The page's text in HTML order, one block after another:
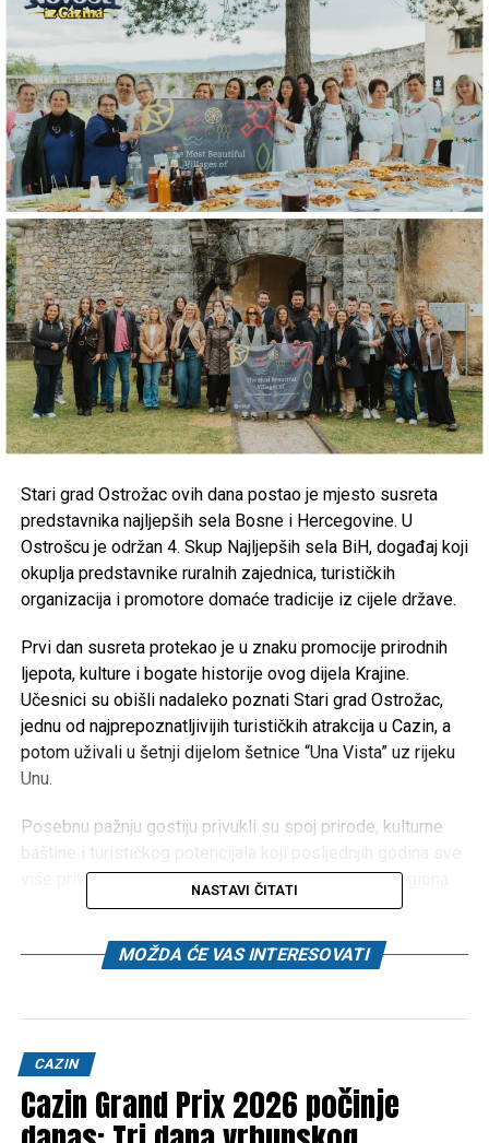
Stari grad Ostrožacovih dana postao je mjesto susreta
predstavnika najljepših sela Bosne i Hercegovine. U
Ostrošcu je održan 4. Skup Najljepših sela BiH, događaj koji
okuplja predstavnike ruralnih zajednica, turističkih
organizacija i promotore domaće tradicije iz cijele države.
Prvi dan susreta protekao je u znaku promocije prirodnih
ljepota, kulture i bogate historije ovog dijela Krajine.
Učesnici su obišli nadaleko poznati Stari grad Ostrožac,
jednu od najprepoznatljivijih turističkih atrakcija u Cazin, a
potom uživali u šetnji dijelom šetnice “Una Vista” uz rijeku
Unu.
Posebnu pažnju gostiju privukli su spoj prirode, kulturne
više privlači posjetioce iz Bosne i Hercegovine i regiona.
razgovaralo o razvoju ruralnog turizma u Bosni i
Organizator događaja je
Centar za kulturu i turizam Cazin
Ovakvi događaji dodatno potvrđuju da Cazin i Ostrožac
NASTAVI ČITATI
MOŽDA ĆE VAS INTERESOVATI
CAZIN
Cazin Grand Prix 2026 počinje